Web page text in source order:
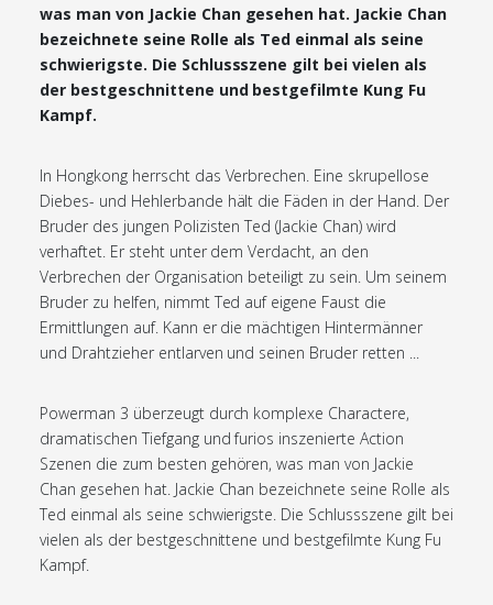
was man von Jackie Chan gesehen hat. Jackie Chan
bezeichnete seine Rolle als Ted einmal als seine
schwierigste. Die Schlussszene gilt bei vielen als
der bestgeschnittene und bestgefilmte Kung Fu
Kampf.
In Hongkong herrscht das Verbrechen. Eine skrupellose
Diebes- und Hehlerbande hält die Fäden in der Hand. Der
Bruder des jungen Polizisten Ted (Jackie Chan) wird
verhaftet. Er steht unter dem Verdacht, an den
Verbrechen der Organisation beteiligt zu sein. Um seinem
Bruder zu helfen, nimmt Ted auf eigene Faust die
Ermittlungen auf. Kann er die mächtigen Hintermänner
und Drahtzieher entlarven und seinen Bruder retten ...
Powerman 3 überzeugt durch komplexe Charactere,
dramatischen Tiefgang und furios inszenierte Action
Szenen die zum besten gehören, was man von Jackie
Chan gesehen hat. Jackie Chan bezeichnete seine Rolle als
Ted einmal als seine schwierigste. Die Schlussszene gilt bei
vielen als der bestgeschnittene und bestgefilmte Kung Fu
Kampf.